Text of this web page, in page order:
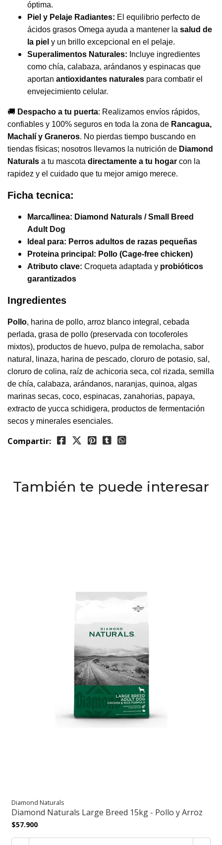
óptima.
Piel y Pelaje Radiantes: El equilibrio perfecto de
ácidos grasos Omega ayuda a mantener la salud de
la piel y un brillo excepcional en el pelaje.
Superalimentos Naturales: Incluye ingredientes
como chía, calabaza, arándanos y espinacas que
aportan antioxidantes naturales para combatir el
envejecimiento celular.
🚚 Despacho a tu puerta: Realizamos envíos rápidos,
confiables y 100% seguros en toda la zona de Rancagua,
Machalí y Graneros. No pierdas tiempo buscando en
tiendas físicas; nosotros llevamos la nutrición de Diamond
Naturals a tu mascota directamente a tu hogar con la
rapidez y el cuidado que tu mejor amigo merece.
Ficha tecnica:
Marca/linea: Diamond Naturals / Small Breed
Adult Dog
Ideal para: Perros adultos de razas pequeñas
Proteina principal: Pollo (Cage-free chicken)
Atributo clave: Croqueta adaptada y probióticos
garantizados
Ingredientes
Pollo, harina de pollo, arroz blanco integral, cebada
perlada, grasa de pollo (preservada con tocoferoles
mixtos), productos de huevo, pulpa de remolacha, sabor
natural, linaza, harina de pescado, cloruro de potasio, sal,
cloruro de colina, raíz de achicoria seca, col rizada, semilla
de chía, calabaza, arándanos, naranjas, quinoa, algas
marinas secas, coco, espinacas, zanahorias, papaya,
extracto de yucca schidigera, productos de fermentación
secos y minerales esenciales.
Compartir:
También te puede interesar
Diamond Naturals
Diamond Naturals Large Breed 15kg - Pollo y Arroz
$57.900